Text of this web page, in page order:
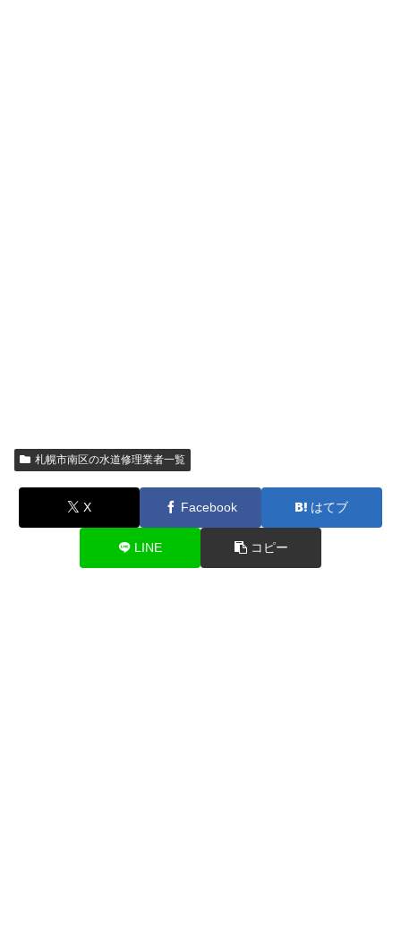
札幌市南区の水道修理業者一覧
X Facebook はてブ
LINE コピー